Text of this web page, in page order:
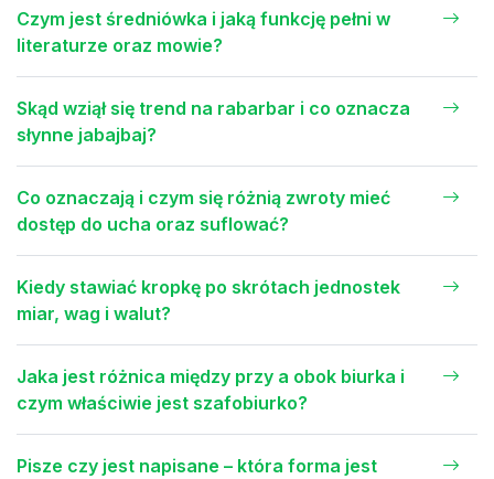
Czym jest średniówka i jaką funkcję pełni w
literaturze oraz mowie?
Skąd wziął się trend na rabarbar i co oznacza
słynne jabajbaj?
Co oznaczają i czym się różnią zwroty mieć
dostęp do ucha oraz suflować?
Kiedy stawiać kropkę po skrótach jednostek
miar, wag i walut?
Jaka jest różnica między przy a obok biurka i
czym właściwie jest szafobiurko?
Pisze czy jest napisane – która forma jest